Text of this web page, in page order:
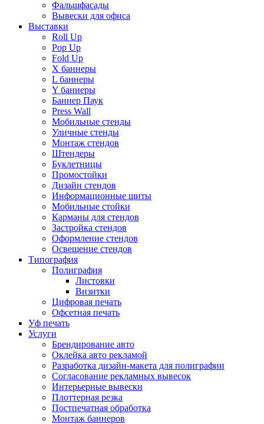
Фальшфасады
Вывески для офиса
Выставки
Roll Up
Pop Up
Fold Up
Х баннеры
L баннеры
Y баннеры
Баннер Паук
Press Wall
Мобильные стенды
Уличные стенды
Монтаж стендов
Штендеры
Буклетницы
Промостойки
Дизайн стендов
Информационные щиты
Мобильные стойки
Карманы для стендов
Застройка стендов
Оформление стендов
Освещение стендов
Типография
Полиграфия
Листовки
Визитки
Цифровая печать
Офсетная печать
Уф печать
Услуги
Брендирование авто
Оклейка авто рекламой
Разработка дизайн-макета для полиграфии
Согласование рекламных вывесок
Интерьерные вывески
Плоттерная резка
Постпечатная обработка
Монтаж баннеров